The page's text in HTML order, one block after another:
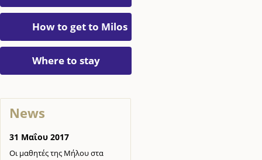
How to get to Milos
Where to stay
News
31 Μαΐου 2017
Οι μαθητές της Μήλου στα